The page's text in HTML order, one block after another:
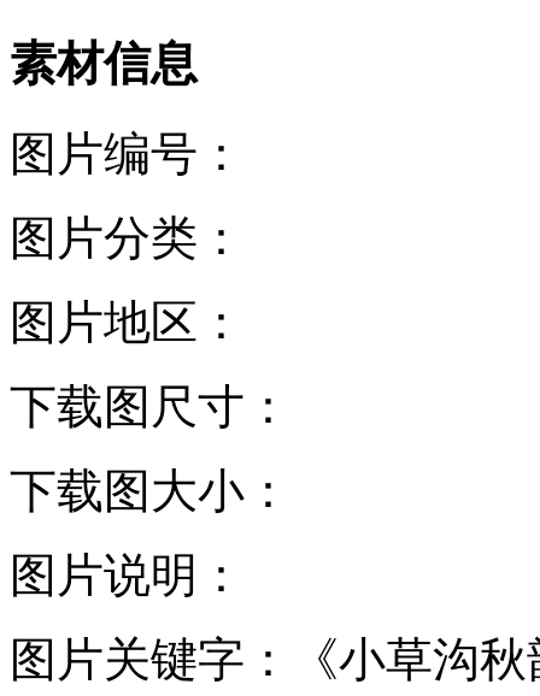
素材信息
图片编号：
图片分类：
图片地区：
下载图尺寸：
下载图大小：
图片说明：
图片关键字：
《小草沟